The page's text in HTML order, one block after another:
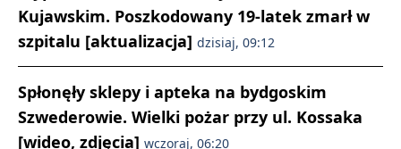
Kujawskim. Poszkodowany 19-latek zmarł w
szpitalu [aktualizacja] dzisiaj, 09:12
Spłonęły sklepy i apteka na bydgoskim
Szwederowie. Wielki pożar przy ul. Kossaka
[wideo, zdjęcia] wczoraj, 06:20